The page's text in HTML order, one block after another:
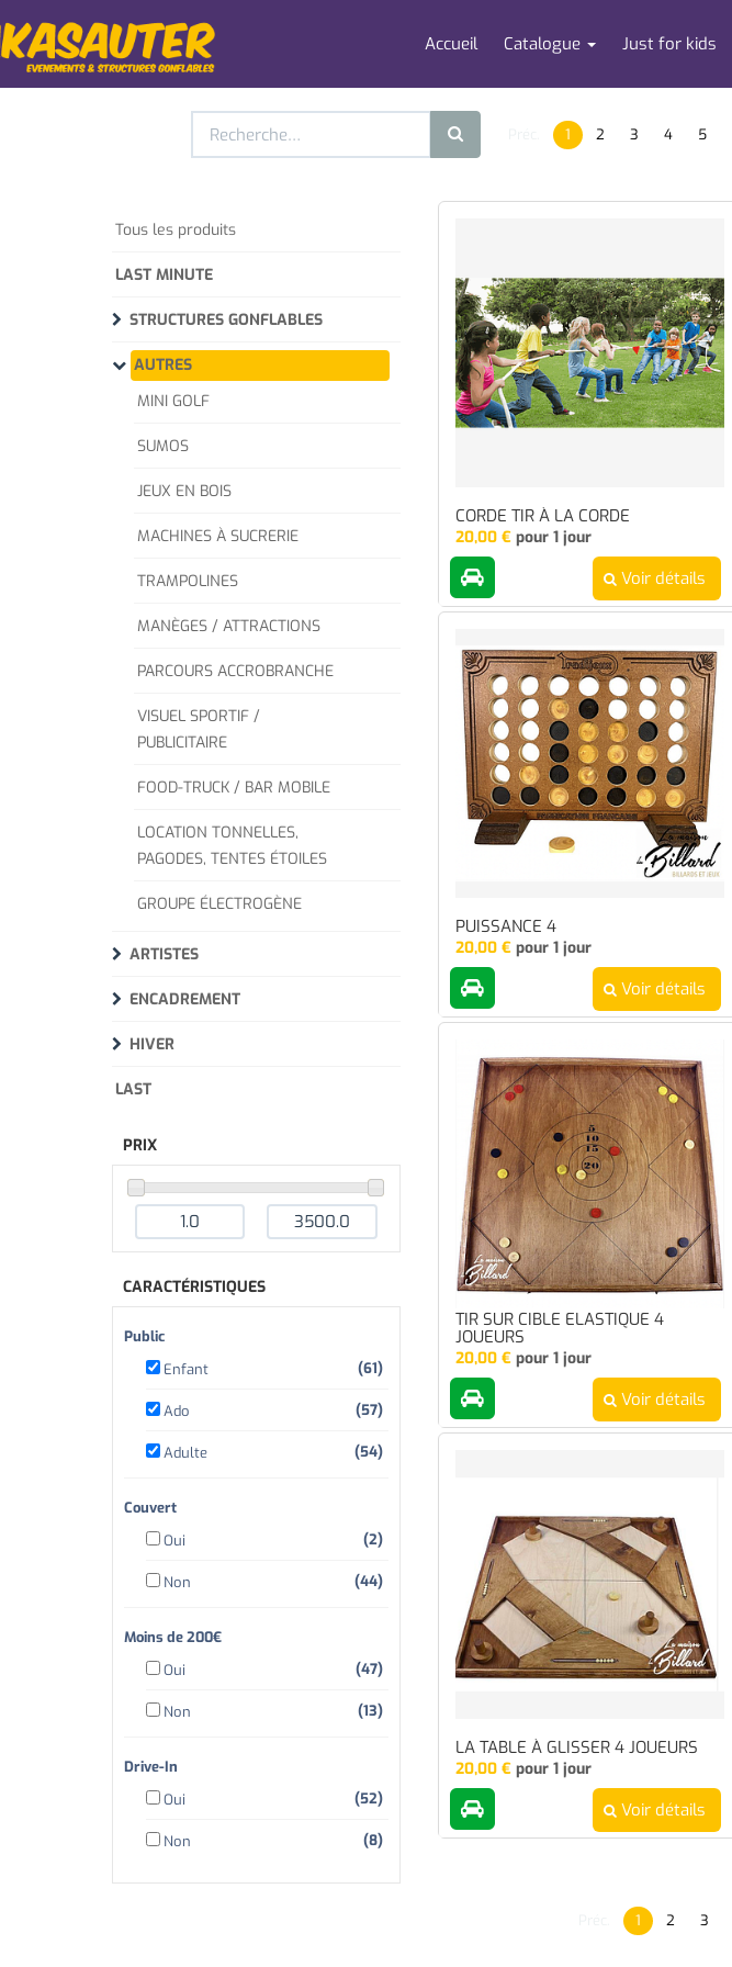
Accueil Catalogue Just for kids
1 2 3 4 5
Tous les produits
LAST MINUTE
STRUCTURES GONFLABLES
AUTRES
MINI GOLF
SUMOS
JEUX EN BOIS
MACHINES À SUCRERIE
TRAMPOLINES
MANÈGES / ATTRACTIONS
PARCOURS ACCROBRANCHE
VISUEL SPORTIF /
PUBLICITAIRE
FOOD-TRUCK / BAR MOBILE
LOCATION TONNELLES,
PAGODES, TENTES ÉTOILES
GROUPE ÉLECTROGÈNE
ARTISTES
ENCADREMENT
HIVER
LAST
PRIX
CARACTÉRISTIQUES
Public
Enfant
(61)
Ado (57)
Adulte (54)
Couvert
Oui
(2)
Non (44)
Moins de 200€
Oui
(47)
Non (13)
Drive-In
Oui
(52)
Non (8)
CORDE TIR À LA CORDE
20,00€ pour 1 jour
Voir détails
PUISSANCE 4
20,00€ pour 1 jour
Voir détails
TIR SUR CIBLE ELASTIQUE 4
JOUEURS
20,00€ pour 1 jour
Voir détails
LA TABLE À GLISSER 4 JOUEURS
20,00€ pour 1 jour
Voir détails
1 2 3